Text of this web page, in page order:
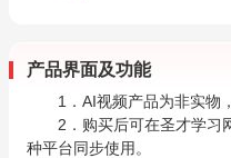
产品界面及功能
1．AI视频产品为非实物
2．购买后可在圣才学习
种平台同步使用。